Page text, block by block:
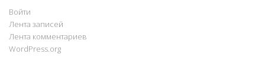
Войти
Лента записей
Лента комментариев
WordPress.org